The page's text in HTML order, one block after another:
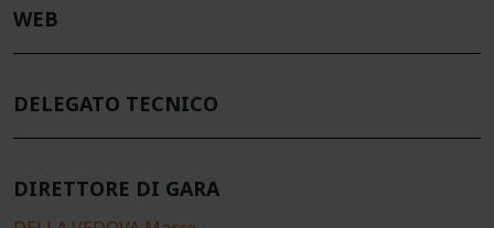
WEB
DELEGATO TECNICO
DIRETTORE DI GARA